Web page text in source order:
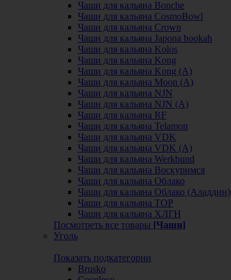
Чаши для кальяна Bonche
Чаши для кальяна CosmoBowl
Чаши для кальяна Crown
Чаши для кальяна Japona hookah
Чаши для кальяна Kolos
Чаши для кальяна Kong
Чаши для кальяна Kong (A)
Чаши для кальяна Moon (А)
Чаши для кальяна NJN
Чаши для кальяна NJN (А)
Чаши для кальяна RF
Чаши для кальяна Telamon
Чаши для кальяна VDK
Чаши для кальяна VDK (А)
Чаши для кальяна Werkbund
Чаши для кальяна Воскуримся
Чаши для кальяна Облако
Чаши для кальяна Облако (Аладдин)
Чаши для кальяна ТОР
Чаши для кальяна ХЛГН
Посмотреть все товары [Чаши]
Уголь
Показать подкатегории
Brusko